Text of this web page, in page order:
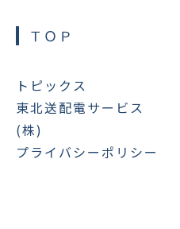
ＴＯＰ
トピックス
東北送配電サービス
(株)
プライバシーポリシー